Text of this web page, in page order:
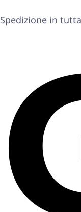
Spedizione in